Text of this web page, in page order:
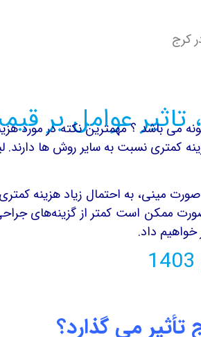
کرج
عوامل بر قیمت و هزینه لیفت صورت کرج در سال 1403
کمتری نسبت به سایر روش ها
مینی، به احتمال زیاد هزینه
ممکن است کمتر از گزینه‌های
داد.
می گذارد؟